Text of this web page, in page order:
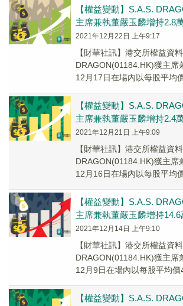
【權益變動】S.A.S.
主席兼執董嚴玉麟增持2.8
2021年12月22日 上午9:17
【財華社訊】港交所權益資
DRAGON(01184.HK)獲主席
12月17日在場內以每股平均
【權益變動】S.A.S.
主席兼執董嚴玉麟增持2.4
2021年12月21日 上午9:09
【財華社訊】港交所權益資
DRAGON(01184.HK)獲主席
12月16日在場內以每股平均
【權益變動】S.A.S.
主席兼執董嚴玉麟增持14.6
2021年12月14日 上午9:10
【財華社訊】港交所權益資
DRAGON(01184.HK)獲主席
12月9日在場內以每股平均價
【權益變動】S.A.S.